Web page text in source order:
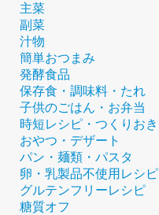
主菜
副菜
汁物
簡単おつまみ
発酵食品
保存食・調味料・たれ
子供のごはん・お弁当
時短レシピ・つくりおき
おやつ・デザート
パン・麺類・パスタ
卵・乳製品不使用レシピ
グルテンフリーレシピ
糖質オフ